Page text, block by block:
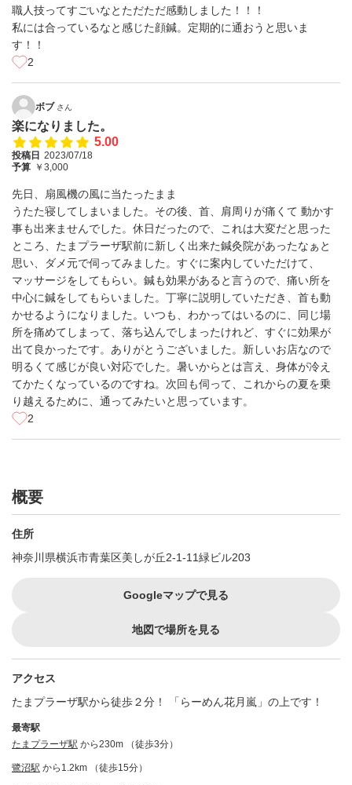
職人技ってすごいなとただただ感動しました！！！
私には合っているなと感じた顔鍼。定期的に通おうと思いま
す！！
2
ボブ さん
楽になりました。
5.00
投稿日 2023/07/18
予算 ￥3,000
先日、扇風機の風に当たったまま
うたた寝してしまいました。その後、首、肩周りが痛くて 動かす
事も出来ませんでした。休日だったので、これは大変だと思った
ところ、たまプラーザ駅前に新しく出来た鍼灸院があったなぁと
思い、ダメ元で伺ってみました。すぐに案内していただけて、
マッサージをしてもらい。鍼も効果があると言うので、痛い所を
中心に鍼をしてもらいました。丁寧に説明していただき、首も動
かせるようになりました。いつも、わかってはいるのに、同じ場
所を痛めてしまって、落ち込んでしまったけれど、すぐに効果が
出て良かったです。ありがとうございました。新しいお店なので
明るくて感じが良い対応でした。暑いからとは言え、身体が冷え
てかたくなっているのですね。次回も伺って、これからの夏を乗
り越えるために、通ってみたいと思っています。
2
概要
住所
神奈川県横浜市青葉区美しが丘2-1-11緑ビル203
Googleマップで見る
地図で場所を見る
アクセス
たまプラーザ駅から徒歩２分！ 「らーめん花月嵐」の上です！
最寄駅
たまプラーザ駅 から230m （徒歩3分）
鷺沼駅 から1.2km （徒歩15分）